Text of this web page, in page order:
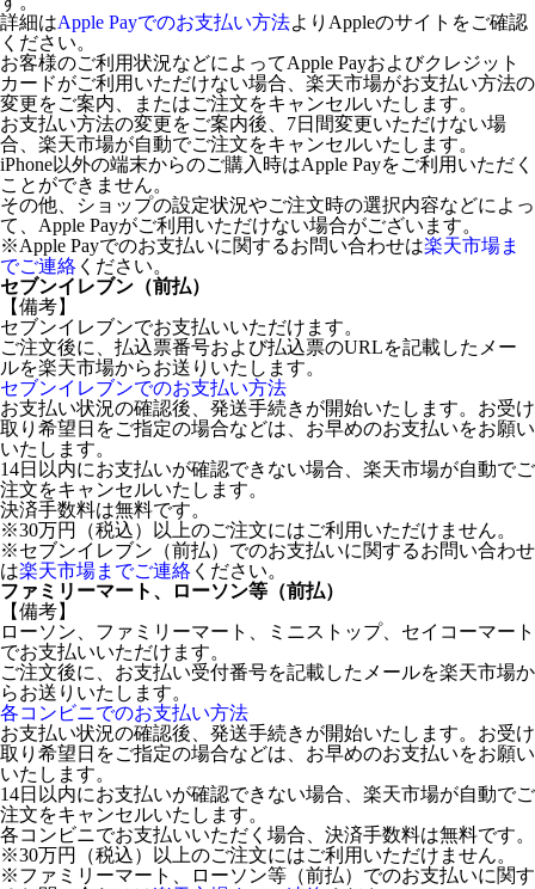
詳細はApple Payでのお支払い方法よりAppleのサイトをご確認
ください。
お客様のご利用状況などによってApple Payおよびクレジット
カードがご利用いただけない場合、楽天市場がお支払い方法の
変更をご案内、またはご注文をキャンセルいたします。
お支払い方法の変更をご案内後、7日間変更いただけない場
合、楽天市場が自動でご注文をキャンセルいたします。
iPhone以外の端末からのご購入時はApple Payをご利用いただく
ことができません。
その他、ショップの設定状況やご注文時の選択内容などによっ
て、Apple Payがご利用いただけない場合がございます。
※Apple Payでのお支払いに関するお問い合わせは楽天市場ま
でご連絡 ください。
セブンイレブン（前払）
【備考】
セブンイレブンでお支払いいただけます。
ご注文後に、払込票番号および払込票のURLを記載したメー
ルを楽天市場からお送りいたします。
セブンイレブンでのお支払い方法
お支払い状況の確認後、発送手続きが開始いたします。お受け
取り希望日をご指定の場合などは、お早めのお支払いをお願い
いたします。
14日以内にお支払いが確認できない場合、楽天市場が自動でご
注文をキャンセルいたします。
決済手数料は無料です。
※30万円（税込）以上のご注文にはご利用いただけません。
※セブンイレブン（前払）でのお支払いに関するお問い合わせ
は楽天市場までご連絡 ください。
ファミリーマート、ローソン等（前払）
【備考】
ローソン、ファミリーマート、ミニストップ、セイコーマート
でお支払いいただけます。
ご注文後に、お支払い受付番号を記載したメールを楽天市場か
らお送りいたします。
各コンビニでのお支払い方法
お支払い状況の確認後、発送手続きが開始いたします。お受け
取り希望日をご指定の場合などは、お早めのお支払いをお願い
いたします。
14日以内にお支払いが確認できない場合、楽天市場が自動でご
注文をキャンセルいたします。
各コンビニでお支払いいただく場合、決済手数料は無料です。
※30万円（税込）以上のご注文にはご利用いただけません。
※ファミリーマート、ローソン等（前払）でのお支払いに関す